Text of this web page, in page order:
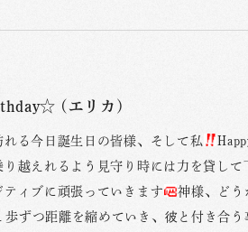
(エリカ)
れる今日誕生日の皆様、そして私
り越えれるよう見守り時には力を貸し
ティブに頑張っていきます
神様、どう
歩ずつ距離を縮めていき、彼と付き合